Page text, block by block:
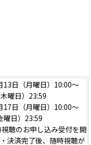
13日（月曜日）10:00～
曜日）23:59
17日（月曜日）10:00～
曜日）23:59
聴のお申し込み受付を開
決済完了後、随時視聴が